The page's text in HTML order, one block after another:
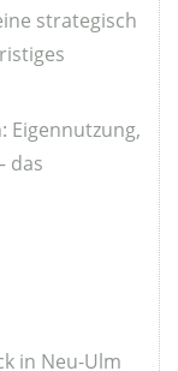
strategisch
Eigennutzung,
das
in Neu-Ulm